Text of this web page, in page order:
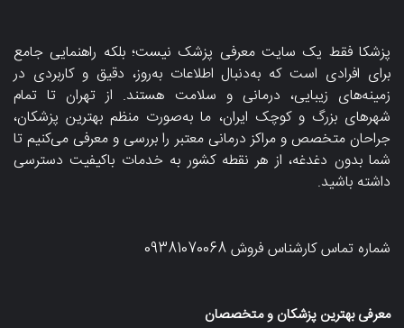
پزشکا فقط یک سایت معرفی پزشک نیست؛ بلکه راهنمایی جامع
برای افرادی است که به‌دنبال اطلاعات به‌روز، دقیق و کاربردی در
زمینه‌های زیبایی، درمانی و سلامت هستند. از تهران تا تمام
شهرهای بزرگ و کوچک ایران، ما به‌صورت منظم بهترین پزشکان،
جراحان متخصص و مراکز درمانی معتبر را بررسی و معرفی می‌کنیم تا
شما بدون دغدغه، از هر نقطه کشور به خدمات باکیفیت دسترسی
داشته باشید.
شماره تماس کارشناس فروش09381070068
معرفی بهترین پزشکان و متخصصان